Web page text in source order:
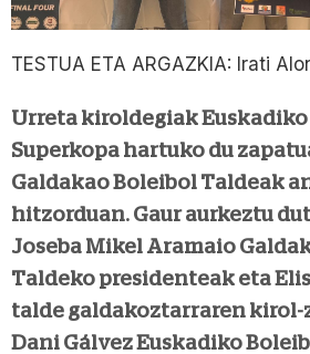
TESTUA ETA ARGAZKIA: Irati
Urreta kiroldegiak
Superkopa hartuko du
Galdakao Boleibol Taldeak
hitzorduan. Gaur aurkeztu
Joseba Mikel Aramaio
Taldeko presidenteak eta
talde galdakoztarraren kirol-
Dani Gálvez Euskadiko